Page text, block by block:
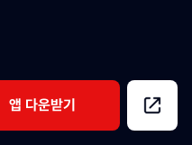
앱 다운받기